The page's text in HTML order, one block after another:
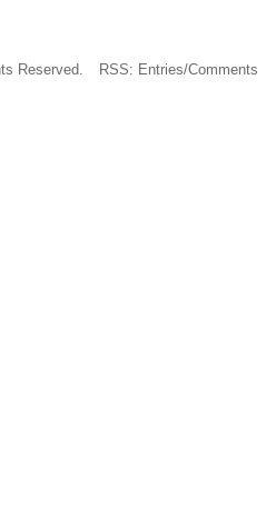
Reserved. RSS: Entries/Comments